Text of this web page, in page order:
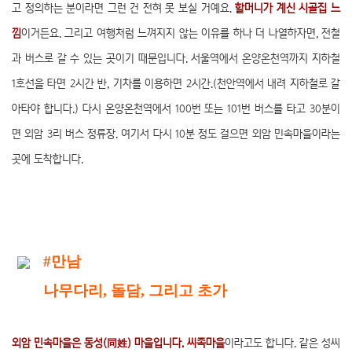
고 정의하는 분이라면 그런 건 전혀 못 보실 거예요.할머니가 계신 시골집 느
낌이거든요. 그리고 여행처럼 느껴지지 않는 이유를 하나 더 나열하자면, 전철
과 버스로 갈 수 있는 곳이기 때문입니다. 서울역에서 온양온천역까지 지하철
1호선을 타면 2시간 반, 기차를 이용하면 2시간.(천안역에서 내려 지하철로 갈
아타야 합니다.) 다시 온양온천역에서 100번 또는 101번 버스를 타고 30분이
면 외암 3리 버스 정류장. 여기서 다시 10분 정도 걸으면 외암 민속마을이라는
곳에 도착합니다.
#만남
나무다리, 돌담, 그리고 초가
외암 민속마을은 동성(同姓) 마을입니다. 씨족마을이라고도 합니다. 같은 성씨